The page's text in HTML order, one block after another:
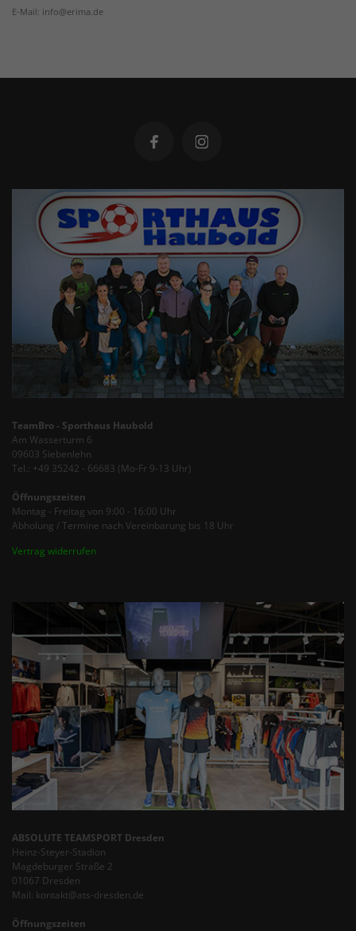
E-Mail: info@erima.de
TeamBro - Sporthaus Haubold
Am Wasserturm 6
09603 Siebenlehn
Tel.: +49 35242 - 66683 (Mo-Fr 9-13 Uhr)
Öffnungszeiten
Montag - Freitag von 9:00 - 16:00 Uhr
Abholung / Termine nach Vereinbarung bis 18 Uhr
Vertrag widerrufen
ABSOLUTE TEAMSPORT Dresden
Heinz-Steyer-Stadion
Magdeburger Straße 2
01067 Dresden
Mail: kontakt@ats-dresden.de
Öffnungszeiten